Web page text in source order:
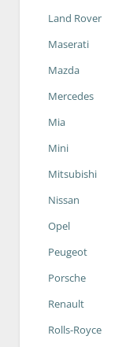
Land Rover
Maserati
Mazda
Mercedes
Mia
Mini
Mitsubishi
Nissan
Opel
Peugeot
Porsche
Renault
Rolls-Royce